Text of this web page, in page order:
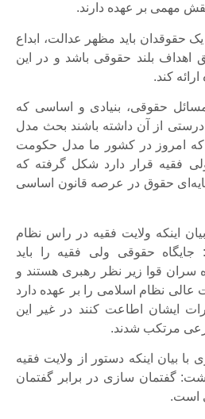
مهمی بر عهده دارند.
حقوقدان باید مظهر عدالت، ابداع
اهداف بلند حقوقی باشد و در این
کند.
حقوقی، بنیادی و اساسی که
از آن داشته باشند بحث مدل
امروز در کشور ما مدل حکومت
فقیه قرار دارد شکل گرفته که
حقوق در عرصه قانون اساسی
اینکه ولایت فقیه در راس نظام
جایگاه حقوقی ولی فقیه را باید
سران قوا زیر نظر رهبری هستند و
عالی نظام اسلامی را بر عهده دارد
ایشان اطاعت کنند در غیر این
مرتکب شدند.
بیان اینکه دستور از ولایت فقیه
گفتمان سازی در برابر گفتمان
است.